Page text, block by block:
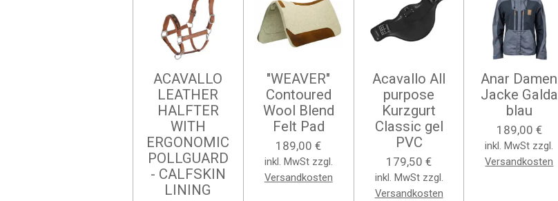
ACAVALLO
LEATHER
HALFTER
WITH
ERGONOMIC
POLLGUARD
- CALFSKIN
LINING
"WEAVER"
Contoured
Wool Blend
Felt Pad
189,00 €
inkl. MwSt zzgl.
Versandkosten
Acavallo All
purpose
Kurzgurt
Classic gel
PVC
179,50 €
inkl. MwSt zzgl.
Versandkosten
Anar Damen
Jacke Galda
blau
189,00 €
inkl. MwSt zzgl.
Versandkosten